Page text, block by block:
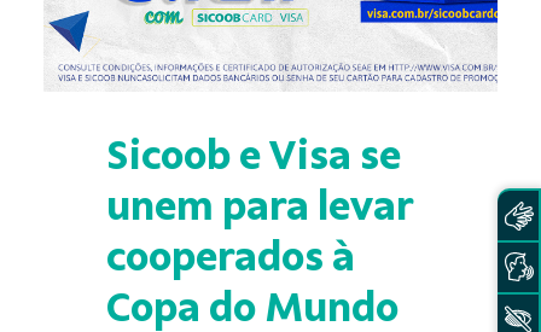
Sicoob e Visa se
unem para levar
cooperados à
Copa do Mundo